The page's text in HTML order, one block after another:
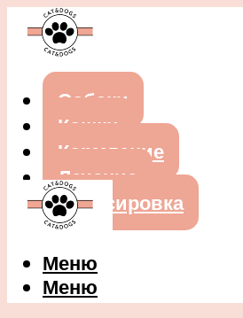
Собаки
Кошки
Кормление
Лечение
Дрессировка
Меню
Меню